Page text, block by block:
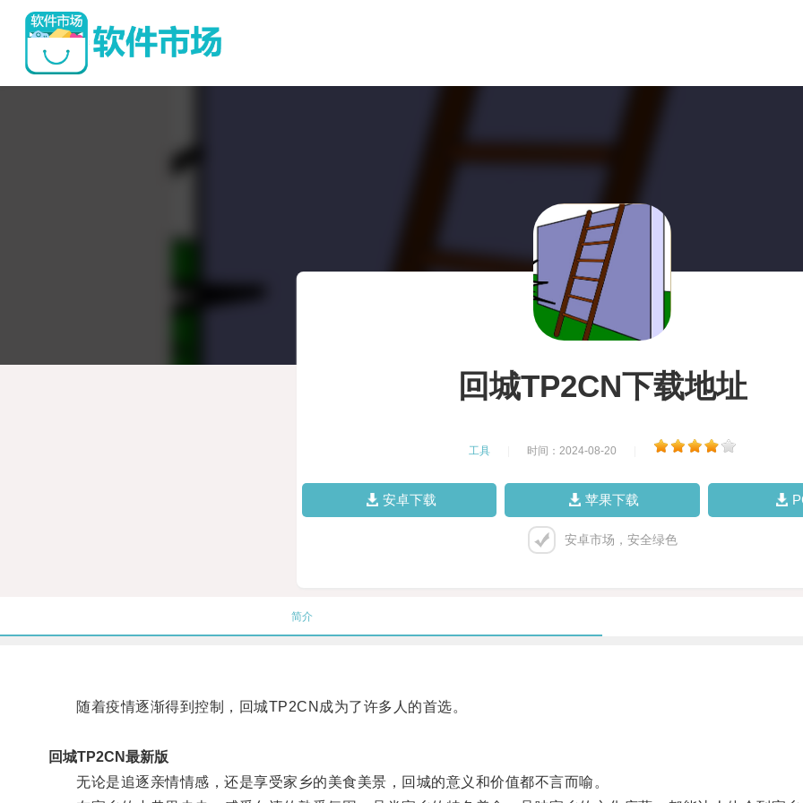
回城TP2CN下载地址
工具 时间：2024-08-20
安卓下载 苹果下载
安卓市场，安全绿色
简介
随着疫情逐渐得到控制，回城TP2CN成为了许多人的首选。
回城TP2CN最新版
无论是追逐亲情情感，还是享受家乡的美食美景，回城的意义和价值都不言而喻。